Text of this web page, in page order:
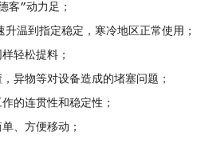
”动力足；
温到指定稳定，寒冷地区正常使用；
轻松提料；
物等对设备造成的堵塞问题；
的连贯性和稳定性；
、方便移动；